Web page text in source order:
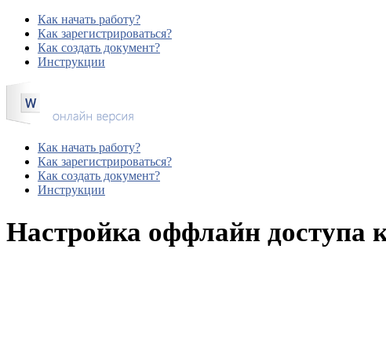
Как начать работу?
Как зарегистрироваться?
Как создать документ?
Инструкции
Как начать работу?
Как зарегистрироваться?
Как создать документ?
Инструкции
Настройка оффлайн доступа